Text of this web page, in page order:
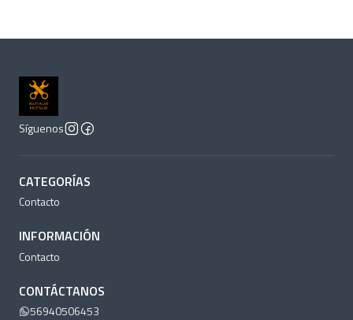
Síguenos
CATEGORÍAS
Contacto
INFORMACIÓN
Contacto
CONTÁCTANOS
56940506453